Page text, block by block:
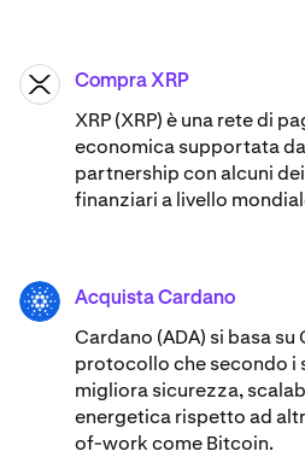
XRP Compra XRP
XRP (XRP) è una rete di
economica supportata
partnership con alcuni
finanziari a livello
ADA Acquista Cardano
Cardano (ADA) ​​si basa su
protocollo che secondo i
migliora sicurezza,
energetica rispetto ad
of-work come Bitcoin.